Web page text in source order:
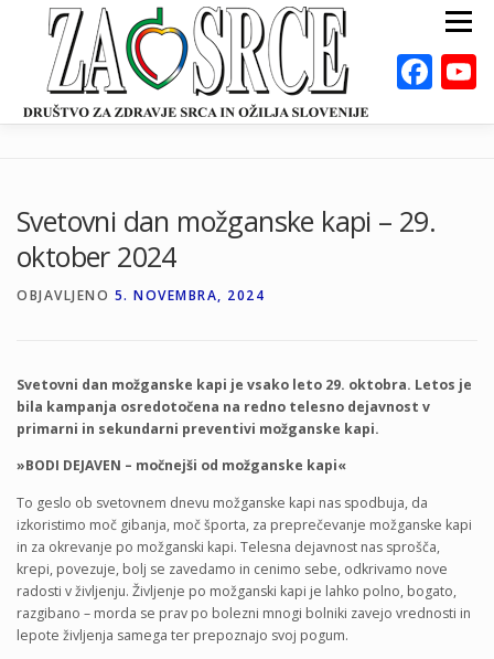
Preskoči
Meni
DEJAVNOSTI ODKLOP-I VAROVALNA ŽIVILA
Svetovni dan možganske kapi – 29.
oktober 2024
OBJAVLJENO 5. NOVEMBRA, 2024
Svetovni dan možganske kapi je vsako leto 29. oktobra. Letos je
bila kampanja osredotočena na redno telesno dejavnost v
primarni in sekundarni preventivi možganske kapi.
»BODI DEJAVEN – močnejši od možganske kapi«
To geslo ob svetovnem dnevu možganske kapi nas spodbuja, da
izkoristimo moč gibanja, moč športa, za preprečevanje možganske kapi
in za okrevanje po možganski kapi. Telesna dejavnost nas sprošča,
krepi, povezuje, bolj se zavedamo in cenimo sebe, odkrivamo nove
radosti v življenju. Življenje po možganski kapi je lahko polno, bogato,
razgibano – morda se prav po bolezni mnogi bolniki zavejo vrednosti in
lepote življenja samega ter prepoznajo svoj pogum.